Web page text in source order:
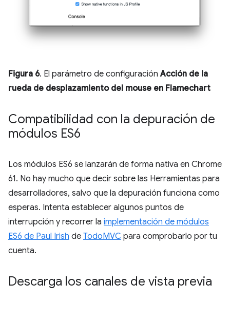
Figura 6. El parámetro de configuraciónAcción de la
rueda de desplazamiento del mouse en Flamechart
Compatibilidad con la depuración de
módulos ES6
Los módulos ES6 se lanzarán de forma nativa en Chrome
61. No hay mucho que decir sobre las Herramientas para
desarrolladores, salvo que la depuración funciona como
esperas. Intenta establecer algunos puntos de
interrupción y recorrer la implementación de módulos
ES6 de Paul Irish de TodoMVC para comprobarlo por tu
cuenta.
Descarga los canales de vista previa